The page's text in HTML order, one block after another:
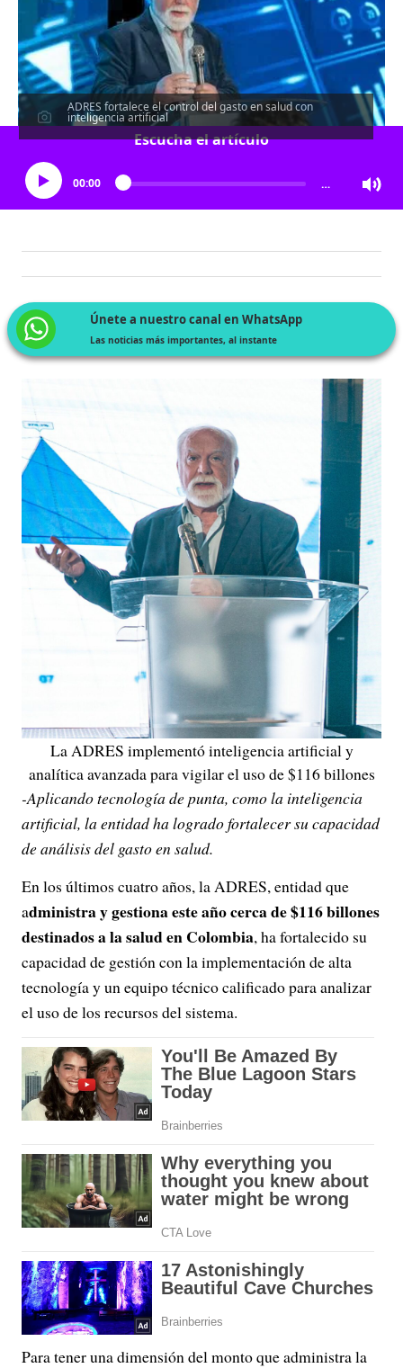
ADRES fortalece el control del gasto en salud con
inteligencia artificial
Escucha el artículo
00:00 …
Únete a nuestro canal en WhatsApp
Las noticias más importantes, al instante
La ADRES implementó inteligencia artificial y
analítica avanzada para vigilar el uso de $116 billones
-Aplicando tecnología de punta, como la inteligencia
artificial, la entidad ha logrado fortalecer su capacidad
de análisis del gasto en salud.
En los últimos cuatro años, la ADRES, entidad que
administra y gestiona este año cerca de $116 billones
destinados a la salud en Colombia, ha fortalecido su
capacidad de gestión con la implementación de alta
tecnología y un equipo técnico calificado para analizar
el uso de los recursos del sistema.
Para tener una dimensión del monto que administra la